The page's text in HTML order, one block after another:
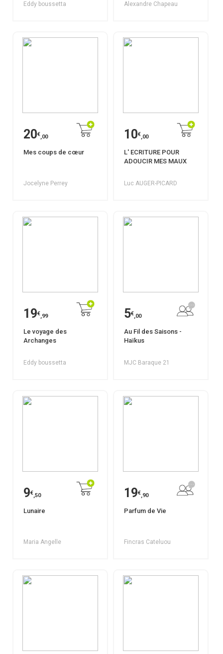
Eddy boussetta Alexandre Chapeau
20€,00
Mes coups de cœur
Jocelyne Perrey
10€,00
L' ECRITURE POUR
ADOUCIR MES MAUX
Luc AUGER-PICARD
19€,99
Le voyage des
Archanges
Eddy boussetta
5€,00
Au Fil des Saisons -
Haïkus
MJC Baraque 21
9€,50
Lunaire
Maria Angelle
19€,90
Parfum de Vie
Fincras Cateluou